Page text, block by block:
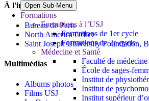
Open Sub-Menu
Formations
Formations à l’USJ
Formations de 1er cycle
Formations de 2e cycle
Médecine et Santé
Faculté de médecine
École de sages-
Institut de
Institut de
Institut supérieur
À l'international
Bureau de Paris
North America Office
Saint Joseph University Foundation,
Multimédias
Albums photos
Films USJ